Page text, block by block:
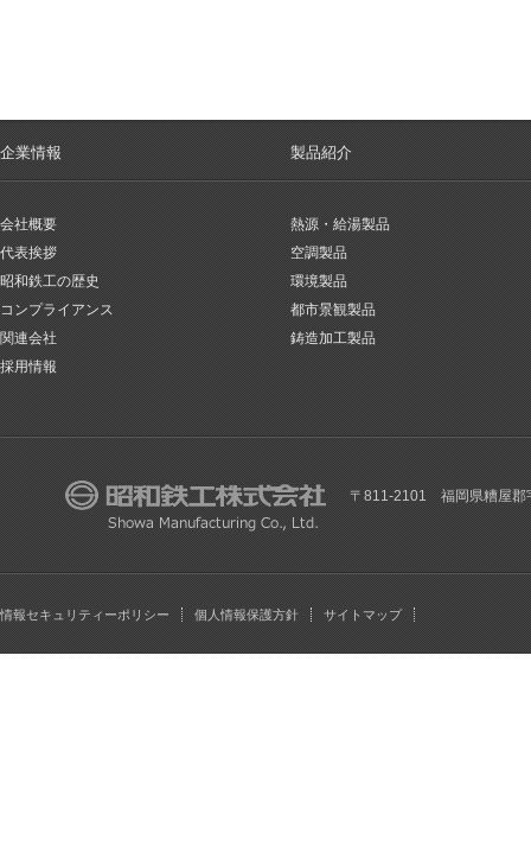
企業情報
会社概要
代表挨拶
昭和鉄工の歴史
コンプライアンス
関連会社
採用情報
製品紹介
熱源・給湯製品
空調製品
環境製品
都市景観製品
鋳造加工製品
〒811-2101 福岡県糟屋郡
情報セキュリティーポリシー 個人情報保護方針 サイトマップ